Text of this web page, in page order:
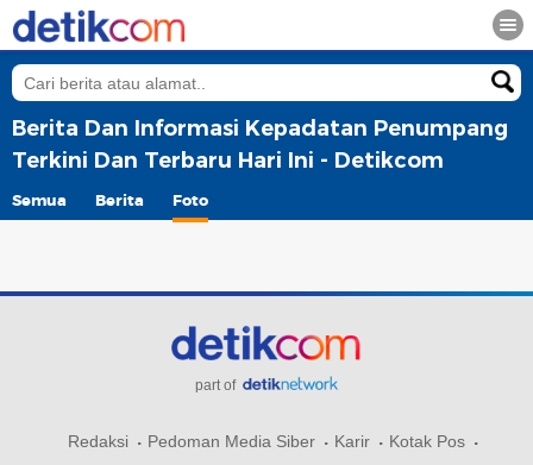
Berita Dan Informasi Kepadatan Penumpang
Terkini Dan Terbaru Hari Ini - Detikcom
Semua Berita Foto
part of
Redaksi Pedoman Media Siber Karir
Kotak Pos